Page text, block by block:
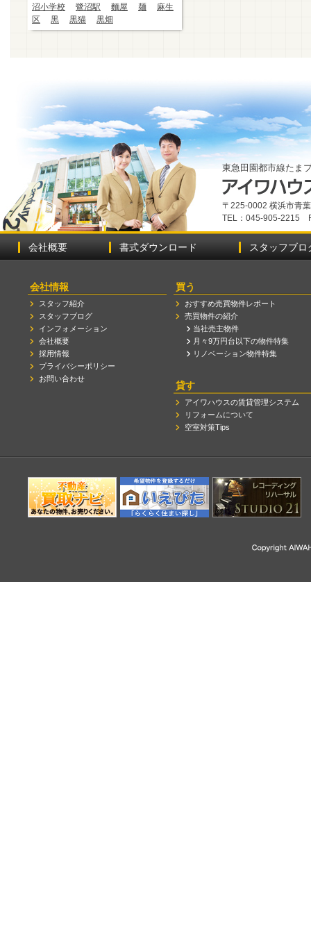
沼小学校
鷺沼駅 麵屋 麺
麻生
区
黒 黒猫 黒畑
東急田園都市線たま
〒225-0002 横浜市青
TEL：045-905-2215
会社概要 書式ダウンロード スタッフブロ
会社情報
スタッフ紹介
スタッフブログ
インフォメーション
会社概要
採用情報
プライバシーポリシー
お問い合わせ
買う
おすすめ売買物件レポート
売買物件の紹介
当社売主物件
月々9万円台以下の物件特集
リノベーション物件特集
貸す
アイワハウスの賃貸管理システム
リフォームについて
空室対策Tips